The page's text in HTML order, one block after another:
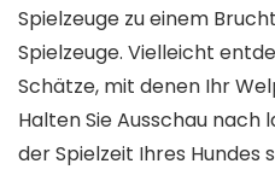
Spielzeuge zu einem
Spielzeuge. Vielleicht
Schätze, mit denen Ihr
Halten Sie Ausschau nach
der Spielzeit Ihres Hundes